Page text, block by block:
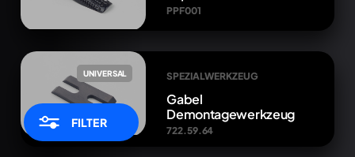
FILTER
PPF001
UNIVERSAL SPEZIALWERKZEUG
Gabel
Demontagewerkzeug
722.59.64